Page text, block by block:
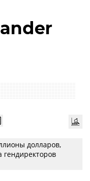
долларов,
гендиректоров